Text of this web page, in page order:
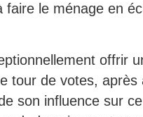
faire le ménage en
offrir
tour de votes, après
son influence sur